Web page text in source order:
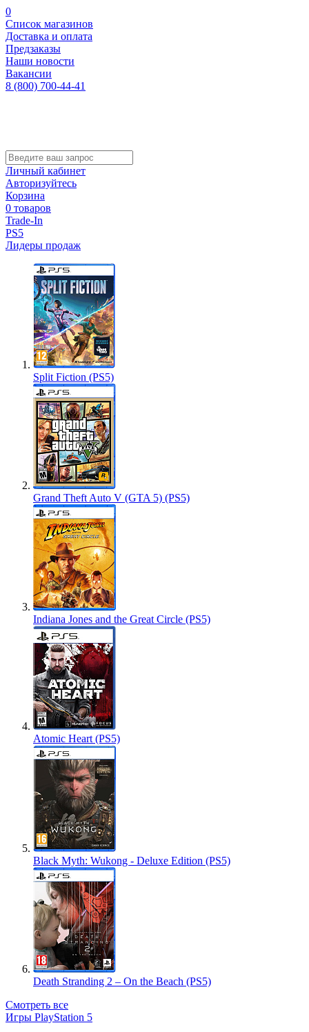
0
Список магазинов
Доставка и оплата
Предзаказы
Наши новости
Вакансии
8 (800) 700-44-41
Личный кабинет
Авторизуйтесь
Корзина
0 товаров
Trade-In
PS5
Лидеры продаж
Split Fiction (PS5)
Grand Theft Auto V (GTA 5) (PS5)
Indiana Jones and the Great Circle (PS5)
Atomic Heart (PS5)
Black Myth: Wukong - Deluxe Edition (PS5)
Death Stranding 2 – On the Beach (PS5)
Смотреть все
Игры PlayStation 5